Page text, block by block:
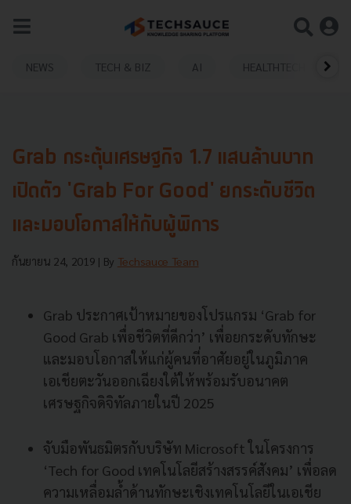
NEWS TECH & BIZ AI HEALTHTECH
Grab กระตุ้นเศรษฐกิจ 1.7 แสนล้านบาท
เปิดตัว 'Grab For Good' ยกระดับชีวิต
และมอบโอกาสให้กับผู้พิการ
กันยายน 24, 2019 | By Techsauce Team
Grab ประกาศเป้าหมายของโปรแกรม ‘Grab for
Good Grab เพื่อชีวิตที่ดีกว่า’ เพื่อยกระดับทักษะ
และมอบโอกาสให้แก่ผู้คนที่อาศัยอยู่ในภูมิภาค
เอเชียตะวันออกเฉียงใต้ให้พร้อมรับอนาคต
เศรษฐกิจดิจิทัลภายในปี 2025
จับมือพันธมิตรกับบริษัท Microsoft ในโครงการ
‘Tech for Good เทคโนโลยีสร้างสรรค์สังคม’ เพื่อลด
ความเหลื่อมล้ำด้านทักษะเชิงเทคโนโลยีในเอเชีย